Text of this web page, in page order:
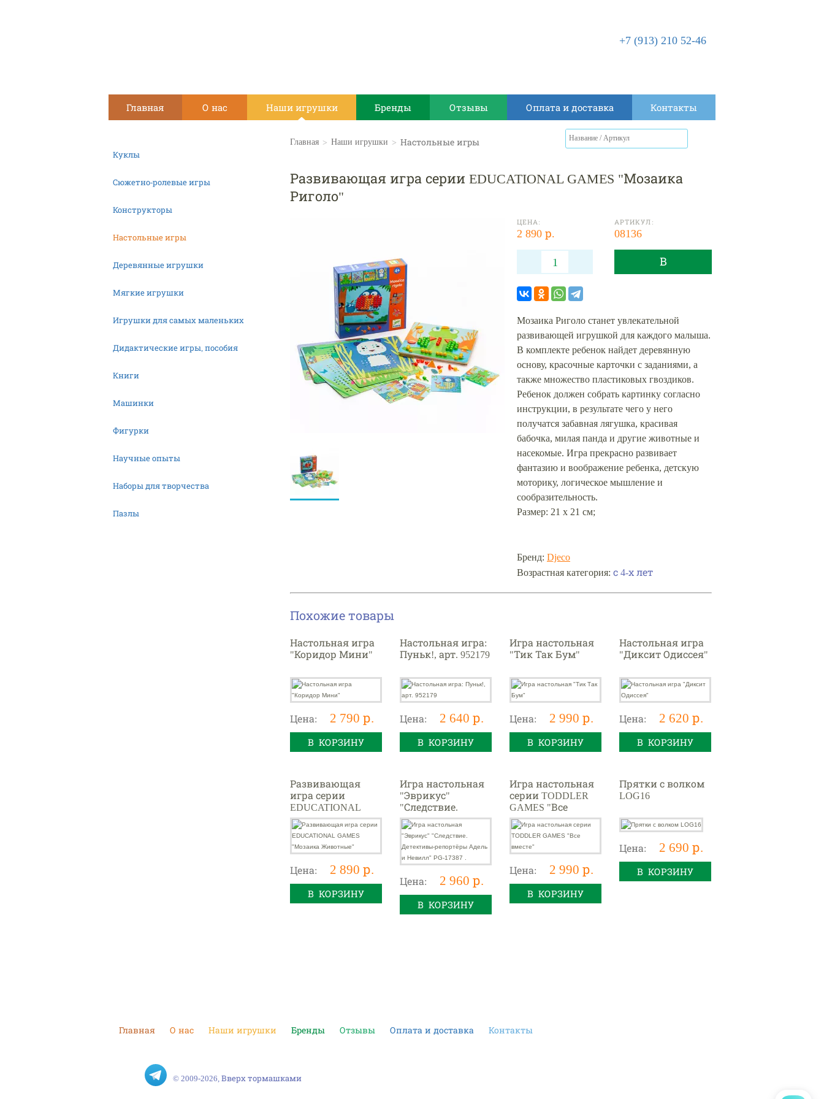
+7 (913) 210 52-46
Главная О нас Наши игрушки Бренды Отзывы Оплата и доставка Контакты
Главная > Наши игрушки > Настольные игры
Развивающая игра серии EDUCATIONAL GAMES "Мозаика
Риголо"
ЦЕНА:
2 890 р.
АРТИКУЛ:
08136
В
Мозаика Риголо станет увлекательной
развивающей игрушкой для каждого малыша.
В комплекте ребенок найдет деревянную
основу, красочные карточки с заданиями, а
также множество пластиковых гвоздиков.
Ребенок должен собрать картинку согласно
инструкции, в результате чего у него
получатся забавная лягушка, красивая
бабочка, милая панда и другие животные и
насекомые. Игра прекрасно развивает
фантазию и воображение ребенка, детскую
моторику, логическое мышление и
сообразительность.
Размер: 21 х 21 см;
Бренд: Djeco
Возрастная категория: с 4-х лет
Похожие товары
Настольная игра
"Коридор Мини"
Цена: 2 790 р.
В КОРЗИНУ
Настольная игра:
Пуньк!, арт. 952179
Цена: 2 640 р.
В КОРЗИНУ
Игра настольная
"Тик Так Бум"
Цена: 2 990 р.
В КОРЗИНУ
Настольная игра
"Диксит Одиссея"
Цена: 2 620 р.
В КОРЗИНУ
Развивающая
игра серии
EDUCATIONAL
GAMES "Мозаика
Животные"
Цена: 2 890 р.
В КОРЗИНУ
Игра настольная
"Эврикус"
"Следствие.
Детективы-
репортёры Адель
и Невилл" PG-
17387 .
Цена: 2 960 р.
В КОРЗИНУ
Игра настольная
серии TODDLER
GAMES "Все
вместе"
Цена: 2 990 р.
В КОРЗИНУ
Прятки с волком
LOG16
Цена: 2 690 р.
В КОРЗИНУ
Куклы
Сюжетно-ролевые игры
Конструкторы
Настольные игры
Деревянные игрушки
Мягкие игрушки
Игрушки для самых маленьких
Дидактические игры, пособия
Книги
Машинки
Фигурки
Научные опыты
Наборы для творчества
Пазлы
Главная О нас Наши игрушки Бренды Отзывы Оплата и доставка Контакты
© 2009-2026, Вверх тормашками